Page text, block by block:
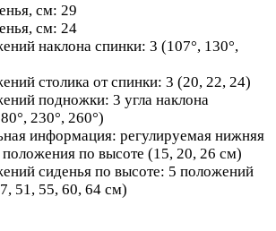
см: 29
см: 24
наклона спинки: 3 (107°, 130°,
столика от спинки: 3 (20, 22, 24)
подножки: 3 угла наклона
230°, 260°)
информация: регулируемая нижняя
по высоте (15, 20, 26 см)
сиденья по высоте: 5 положений
51, 55, 60, 64 см)